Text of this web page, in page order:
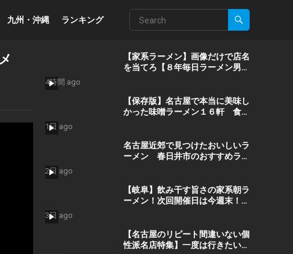
九州・沖縄 ランキング
【家系ラーメン】画像だけで店名
を当てろ【８年毎日ラーメン男】
4時間 ago
【保存版】名古屋で本当に美味し
かった味噌ラーメン１６軒 食べ
来系薬膳味噌らーめんなどおすす
めの１６軒
1日 ago
名古屋近郊で見つけたおいしいラ
ーメン 春日井市のおすすめラー
お店 １２軒
2日 ago
【岐阜】飲み干す旨さの家系朝ラ
ーメン！次回開催日は今週末！#
3日 ago
【名古屋のリピート間違いない個
性派名店特集】一度は行きたい沼